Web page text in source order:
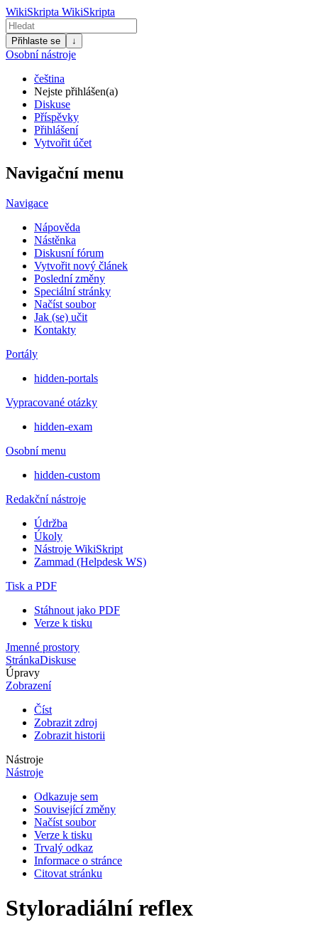
WikiSkripta WikiSkripta
Přihlaste se ↓
Osobní nástroje
čeština
Nejste přihlášen(a)
Diskuse
Příspěvky
Přihlášení
Vytvořit účet
Navigační menu
Navigace
Nápověda
Nástěnka
Diskusní fórum
Vytvořit nový článek
Poslední změny
Speciální stránky
Načíst soubor
Jak (se) učit
Kontakty
Portály
hidden-portals
Vypracované otázky
hidden-exam
Osobní menu
hidden-custom
Redakční nástroje
Údržba
Úkoly
Nástroje WikiSkript
Zammad (Helpdesk WS)
Tisk a PDF
Stáhnout jako PDF
Verze k tisku
Jmenné prostory
StránkaDiskuse
Úpravy
Zobrazení
Číst
Zobrazit zdroj
Zobrazit historii
Nástroje
Nástroje
Odkazuje sem
Související změny
Načíst soubor
Verze k tisku
Trvalý odkaz
Informace o stránce
Citovat stránku
Styloradiální reflex